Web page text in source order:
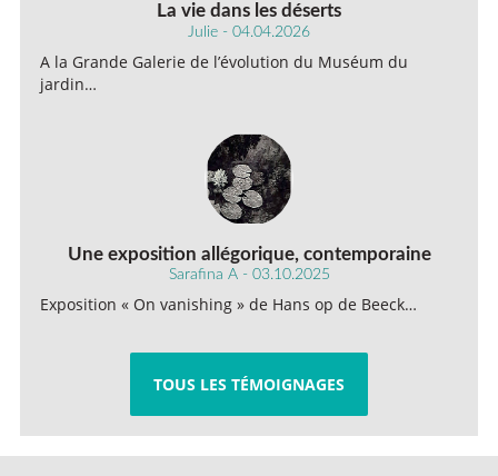
La vie dans les déserts
Julie - 04.04.2026
A la Grande Galerie de l’évolution du Muséum du
jardin…
Une exposition allégorique, contemporaine
Sarafina A - 03.10.2025
Exposition « On vanishing » de Hans op de Beeck…
TOUS LES TÉMOIGNAGES